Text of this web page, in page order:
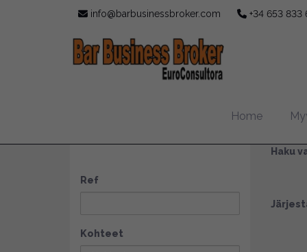
info@barbusinessbroker.com +34 653 833
Home
Haku
Ref
Kohteet